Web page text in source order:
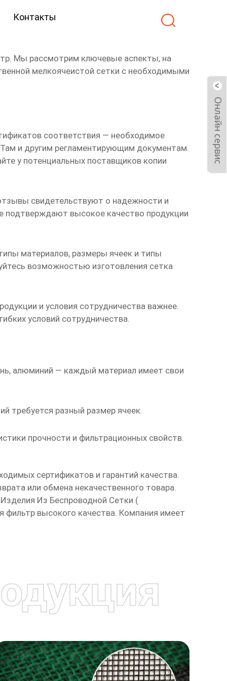
Контакты
. Мы рассмотрим ключевые аспекты, на
мелкоячеистой сетки с необходимыми
соответствия — необходимое
и другим регламентирующим документам.
у потенциальных поставщиковкопии
свидетельствуют о надежности и
подтверждают высокое качество продукции
материалов, размеры ячеек и типы
возможностью изготовления сетка
и условия сотрудничества важнее.
условий сотрудничества.
алюминий — каждый материал имеет свои
требуется разный размер ячеек.
прочности и фильтрационных свойств.
сертификатов и гарантий качества.
или обмена некачественного товара.
Из Беспроводной Сетки (
фильтрвысокого качества. Компания имеет